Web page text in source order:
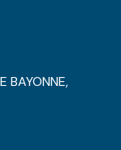
BAYONNE,